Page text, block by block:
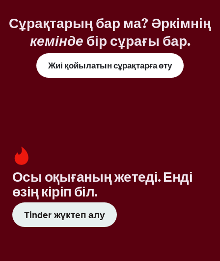
Сұрақтарың бар ма? Әркімнің
кемінде бір сұрағы бар.
Жиі қойылатын сұрақтарға өту
Осы оқығаның жетеді. Енді
өзің кіріп біл.
Tinder жүктеп алу